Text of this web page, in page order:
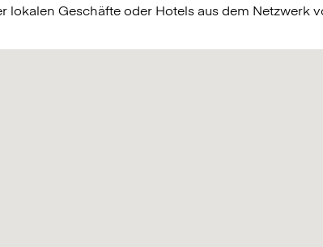
lokalen Geschäfte oder Hotels aus dem Netzwerk